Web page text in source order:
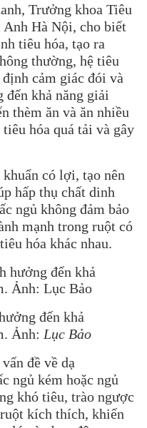
Trưởng khoa Tiêu
Hà Nội, cho biết
tiêu hóa, tạo ra
thường, hệ tiêu
cảm giác đói và
đến khả năng giải
thèm ăn và ăn nhiều
hóa quá tải và gây
có lợi, tạo nên
hấp thụ chất dinh
ngủ không đảm bảo
mạnh trong ruột có
hóa khác nhau.
đến khả
Ảnh: Lục Bảo
đề về dạ
ngủ kém hoặc ngủ
khó tiêu, trào ngược
kích thích, khiến